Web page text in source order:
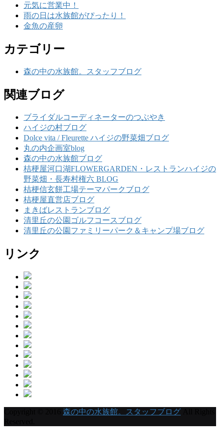
元気に営業中！
雨の日は水族館がぴったり！
金魚の産卵
カテゴリー
森の中の水族館。スタッフブログ
関連ブログ
ブライダルコーディネーターのつぶやき
ハイジの村ブログ
Dolce vita / Fleurette ハイジの野菜畑ブログ
丸の内企画室blog
森の中の水族館ブログ
桔梗屋河口湖FLOWERGARDEN・レストランハイジの
野菜畑・長寿村権六 BLOG
桔梗信玄餅工場テーマパークブログ
桔梗屋直営店ブログ
まきばレストランブログ
清里丘の公園ゴルフコースブログ
清里丘の公園ファミリーパーク＆キャンプ場ブログ
リンク
森の中の水族館。スタッフブログ